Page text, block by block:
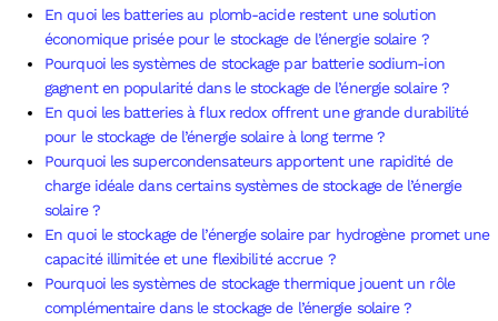
En quoi les batteries au plomb-acide restent une solution
économique prisée pour le stockage de l’énergie solaire ?
Pourquoi les systèmes de stockage par batterie sodium-ion
gagnent en popularité dans le stockage de l’énergie solaire ?
En quoi les batteries à flux redox offrent une grande durabilité
pour le stockage de l’énergie solaire à long terme ?
Pourquoi les supercondensateurs apportent une rapidité de
charge idéale dans certains systèmes de stockage de l’énergie
solaire ?
En quoi le stockage de l’énergie solaire par hydrogène promet une
capacité illimitée et une flexibilité accrue ?
Pourquoi les systèmes de stockage thermique jouent un rôle
complémentaire dans le stockage de l’énergie solaire ?